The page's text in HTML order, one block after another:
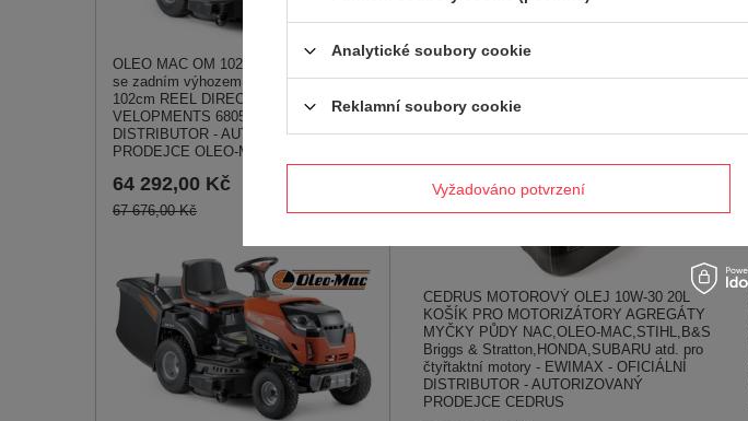
OLEO MAC OM 102 R/19 KV Sekačka
se zadním výhozem HYDROSTAT
102cm REEL DIRECTOR
VELOPMENTS 68059009 - OFICIÁLNÍ
DISTRIBUTOR - AUTORIZOVANÝ
PRODEJCE OLEO-MAC
64 292,00 Kč
67 676,00 Kč
CEDRUS MOTOROVÝ OLEJ 10W-30 20L
KOŠÍK PRO MOTORIZÁTORY AGREGÁTY
MYČKY PŮDY NAC,OLEO-MAC,STIHL,B&S
Briggs & Stratton,HONDA,SUBARU atd. pro
čtyřtaktní motory - EWIMAX - OFICIÁLNÍ
DISTRIBUTOR - AUTORIZOVANÝ
PRODEJCE CEDRUS
Analytické soubory cookie
Reklamní soubory cookie
Vyžadováno potvrzení